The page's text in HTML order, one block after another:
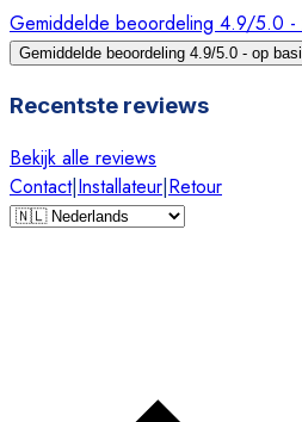
Gemiddelde beoordeling 4.9/5.0 -
Gemiddelde beoordeling 4.9/5.0 - op
Recentste reviews
Bekijk alle reviews
Contact|Installateur|Retour